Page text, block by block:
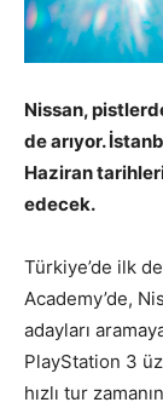
Nissan,
de arıyor.
Haziran
edecek.
Türkiye’de ilk
Academy’de,
adayları
PlayStation 3
hızlı tur